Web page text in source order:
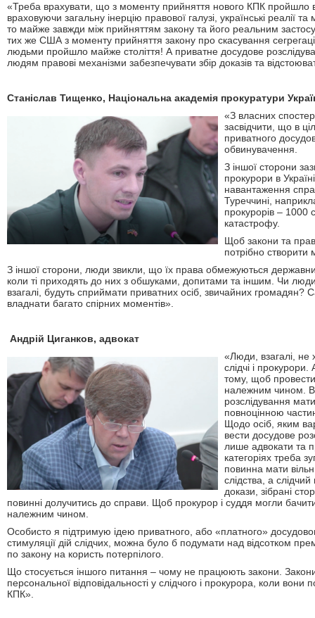
«Треба врахувати, що з моменту прийняття нового КПК пройшло
враховуючи загальну інерцію правової галузі, українські реалії
то майже завжди між прийняттям закону та його реальним
тих же США з моменту прийняття закону про скасування
людьми пройшло майже століття! А приватне досудове
людям правові механізми забезпечувати збір доказів та
Станіслав Тищенко, Національна академія прокуратури
«З власних
засвідчити, що в
приватного
обвинувачення.
З іншої сторони
прокурори в
навантаження
Туреччині,
прокурорів – 1000
катастрофу.
Щоб закони та
потрібно створити
З іншої сторони, люди звикли, що їх права обмежуються
коли ті приходять до них з обшуками, допитами та іншим. Чи
взагалі, будуть сприймати приватних осіб, звичайних громадян?
владнати багато спірних моментів».
Андрій Циганков, адвокат
«Люди, взагалі,
слідчі і
тому, щоб
належним чином.
розслідування
повноцінною
Щодо осіб, яким
вести досудове
лише адвокати та
категоріях треба
повинна мати
слідства, а
докази, зібрані
повинні долучитись до справи. Щоб прокурор і суддя могли
належним чином.
Особисто я підтримую ідею приватного, або «платного»
стимуляції дій слідчих, можна було б подумати над відсотком
по закону на користь потерпілого.
Що стосується іншого питання – чому не працюють закони.
персональної відповідальності у слідчого і прокурора, коли
КПК».